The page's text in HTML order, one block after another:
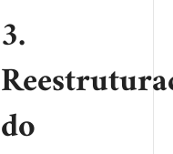
3.
do